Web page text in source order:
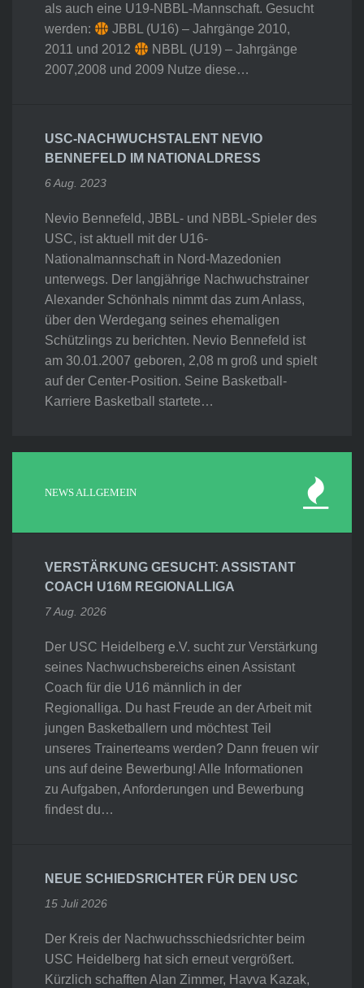
als auch eine U19-NBBL-Mannschaft. Gesucht
werden:
JBBL (U16) – Jahrgänge 2010,
2011 und 2012
NBBL (U19) – Jahrgänge
2007,2008 und 2009 Nutze diese…
USC-NACHWUCHSTALENT NEVIO
BENNEFELD IM NATIONALDRESS
6 Aug. 2023
Nevio Bennefeld, JBBL- und NBBL-Spieler des
USC, ist aktuell mit der U16-
Nationalmannschaft in Nord-Mazedonien
unterwegs. Der langjährige Nachwuchstrainer
Alexander Schönhals nimmt das zum Anlass,
über den Werdegang seines ehemaligen
Schützlings zu berichten. Nevio Bennefeld ist
am 30.01.2007 geboren, 2,08 m groß und spielt
auf der Center-Position. Seine Basketball-
Karriere Basketball startete…
NEWS ALLGEMEIN
VERSTÄRKUNG GESUCHT: ASSISTANT
COACH U16M REGIONALLIGA
7 Aug. 2026
Der USC Heidelberg e.V. sucht zur Verstärkung
seines Nachwuchsbereichs einen Assistant
Coach für die U16 männlich in der
Regionalliga. Du hast Freude an der Arbeit mit
jungen Basketballern und möchtest Teil
unseres Trainerteams werden? Dann freuen wir
uns auf deine Bewerbung! Alle Informationen
zu Aufgaben, Anforderungen und Bewerbung
findest du…
NEUE SCHIEDSRICHTER FÜR DEN USC
15 Juli 2026
Der Kreis der Nachwuchsschiedsrichter beim
USC Heidelberg hat sich erneut vergrößert.
Kürzlich schafften Alan Zimmer, Havva Kazak,